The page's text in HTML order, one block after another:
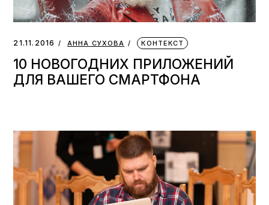
21.11.2016 АННА СУХОВА КОНТЕКСТ
10 НОВОГОДНИХ ПРИЛОЖЕНИЙ
ДЛЯ ВАШЕГО СМАРТФОНА